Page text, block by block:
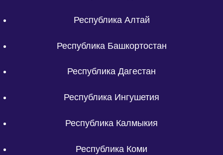
Республика Алтай
Республика Башкортостан
Республика Дагестан
Республика Ингушетия
Республика Калмыкия
Республика Коми